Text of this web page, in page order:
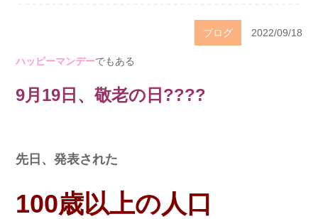
ブログ 2022/09/18
ハッピーマンデーでもある
9月19日、敬老の日????
先日、発表された
100歳以上の人口